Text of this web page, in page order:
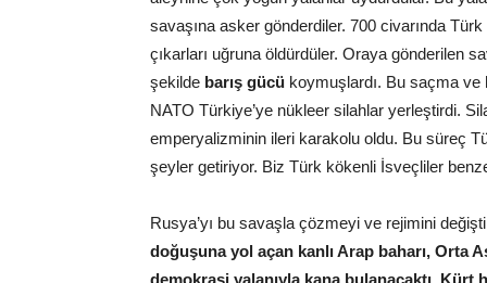
savaşına asker gönderdiler. 700 civarında
çıkarları uğruna öldürdüler. Oraya gönderilen
şekilde barış gücü koymuşlardı. Bu saçma ve
NATO Türkiye’ye nükleer silahlar yerleştirdi.
emperyalizminin ileri karakolu oldu. Bu süreç
şeyler getiriyor. Biz Türk kökenli İsveçliler
Rusya’yı bu savaşla çözmeyi ve rejimini
doğuşuna yol açan kanlı Arap baharı, Orta
demokrasi yalanıyla kana bulanacaktı. Kürt